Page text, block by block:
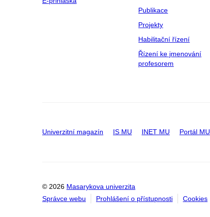
Publikace
Projekty
Habilitační řízení
Řízení ke jmenování
profesorem
Univerzitní magazín IS MU INET MU Portál MU
© 2026 Masarykova univerzita
Správce webu
Prohlášení o přístupnosti Cookies